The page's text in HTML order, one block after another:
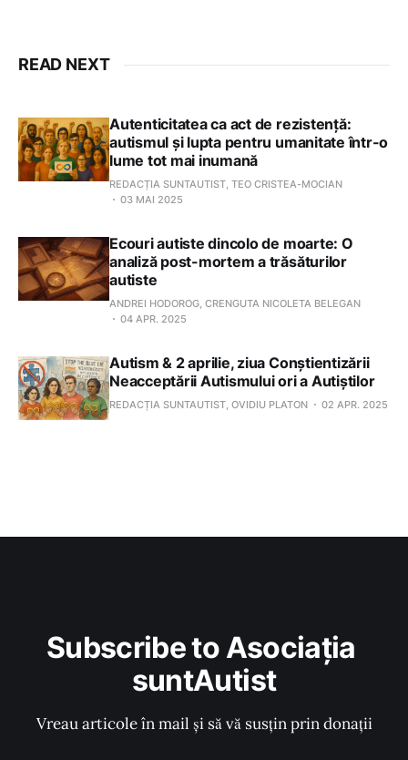
READ NEXT
Autenticitatea ca act de rezistență:
autismul și lupta pentru umanitate într-o
lume tot mai inumană
REDACȚIA SUNTAUTIST, TEO CRISTEA-MOCIAN
03 MAI 2025
Ecouri autiste dincolo de moarte: O
analiză post-mortem a trăsăturilor
autiste
ANDREI HODOROG, CRENGUTA NICOLETA BELEGAN
04 APR. 2025
Autism & 2 aprilie, ziua Conștientizării
Neacceptării Autismului ori a Autiștilor
REDACȚIA SUNTAUTIST, OVIDIU PLATON 02 APR. 2025
Subscribe to Asociația
suntAutist
Vreau articole în mail și să vă susțin prin donații